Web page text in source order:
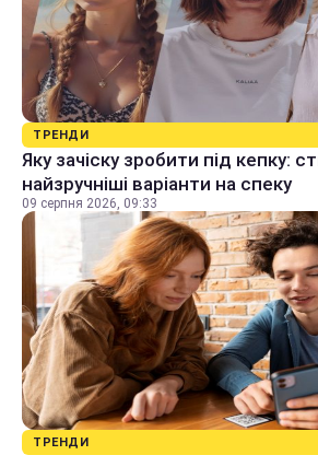
ТРЕНДИ
Яку зачіску зробити під кепку:
найзручніші варіанти на спеку
09 серпня 2026, 09:33
ТРЕНДИ